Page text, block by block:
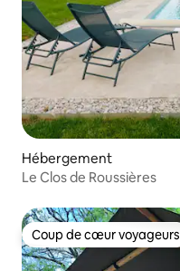
Hébergement
Le Clos de Roussières
Coup de cœur voyageurs
Coup de cœur voyageurs